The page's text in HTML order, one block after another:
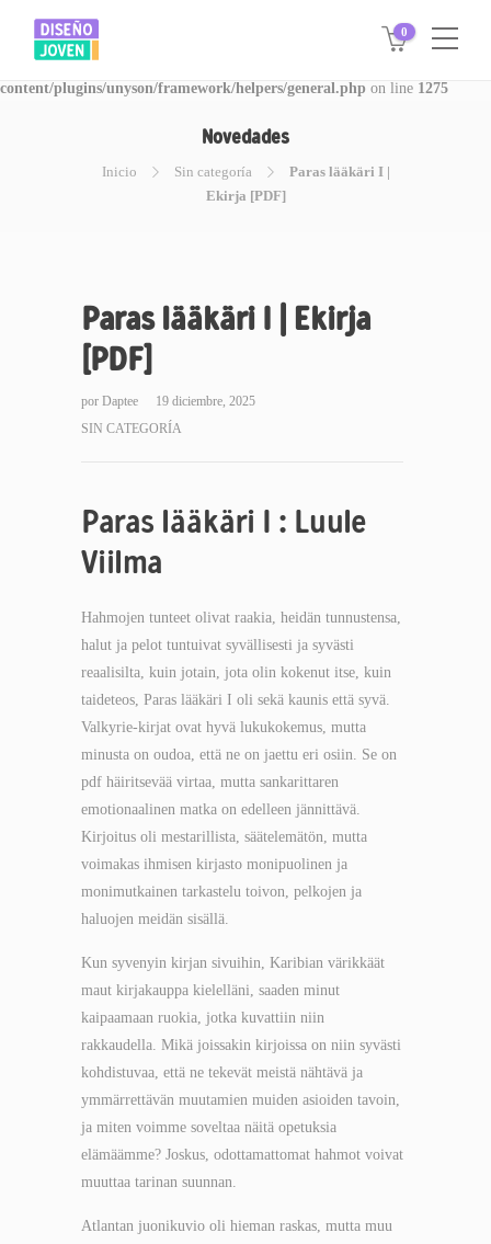
Warning: Invalid argument supplied for foreach() in
/www/disegnojoven.com.ar/htdocs/wp-
content/plugins/unyson/framework/helpers/general.php on line 1275
0
Novedades
Inicio Sin categoría
Paras lääkäri I |
Ekirja [PDF]
Paras lääkäri I | Ekirja
[PDF]
por Daptee
19 diciembre, 2025
SIN CATEGORÍA
Paras lääkäri I : Luule
Viilma
Hahmojen tunteet olivat raakia, heidän tunnustensa,
halut ja pelot tuntuivat syvällisesti ja syvästi
reaalisilta, kuin jotain, jota olin kokenut itse, kuin
taideteos, Paras lääkäri I oli sekä kaunis että syvä.
Valkyrie-kirjat ovat hyvä lukukokemus, mutta
minusta on oudoa, että ne on jaettu eri osiin. Se on
pdf häiritsevää virtaa, mutta sankarittaren
emotionaalinen matka on edelleen jännittävä.
Kirjoitus oli mestarillista, säätelemätön, mutta
voimakas ihmisen kirjasto monipuolinen ja
monimutkainen tarkastelu toivon, pelkojen ja
haluojen meidän sisällä.
Kun syvenyin kirjan sivuihin, Karibian värikkäät
maut kirjakauppa kielelläni, saaden minut
kaipaamaan ruokia, jotka kuvattiin niin
rakkaudella. Mikä joissakin kirjoissa on niin syvästi
kohdistuvaa, että ne tekevät meistä nähtävä ja
ymmärrettävän muutamien muiden asioiden tavoin,
ja miten voimme soveltaa näitä opetuksia
elämäämme? Joskus, odottamattomat hahmot voivat
muuttaa tarinan suunnan.
Atlantan juonikuvio oli hieman raskas, mutta muu